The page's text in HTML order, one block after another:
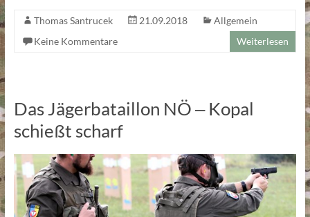
Thomas Santrucek 21.09.2018
Allgemein
Keine Kommentare
Weiterlesen
Das Jägerbataillon NÖ ‒ Kopal
schießt scharf